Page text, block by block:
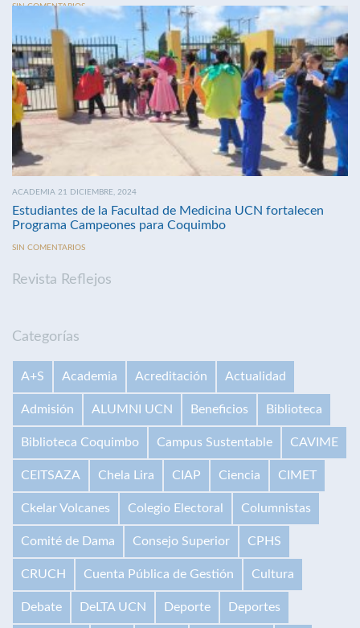
SIN COMENTARIOS
ACADEMIA 21 DICIEMBRE, 2024
Estudiantes de la Facultad de Medicina UCN fortalecen
Programa Campeones para Coquimbo
SIN COMENTARIOS
Revista Reflejos
Categorías
A+S Academia Acreditación Actualidad
Admisión ALUMNI UCN Beneficios Biblioteca
Biblioteca Coquimbo Campus Sustentable CAVIME
CEITSAZA Chela Lira CIAP Ciencia CIMET
Ckelar Volcanes Colegio Electoral Columnistas
Comité de Dama Consejo Superior CPHS
CRUCH Cuenta Pública de Gestión Cultura
Debate DeLTA UCN Deporte Deportes